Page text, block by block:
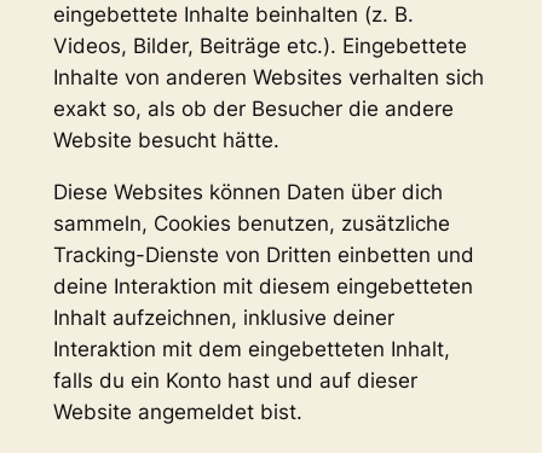
eingebettete Inhalte beinhalten (z. B.
Videos, Bilder, Beiträge etc.). Eingebettete
Inhalte von anderen Websites verhalten sich
exakt so, als ob der Besucher die andere
Website besucht hätte.
Diese Websites können Daten über dich
sammeln, Cookies benutzen, zusätzliche
Tracking-Dienste von Dritten einbetten und
deine Interaktion mit diesem eingebetteten
Inhalt aufzeichnen, inklusive deiner
Interaktion mit dem eingebetteten Inhalt,
falls du ein Konto hast und auf dieser
Website angemeldet bist.